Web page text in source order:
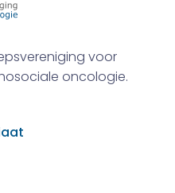
voor
oncologie.